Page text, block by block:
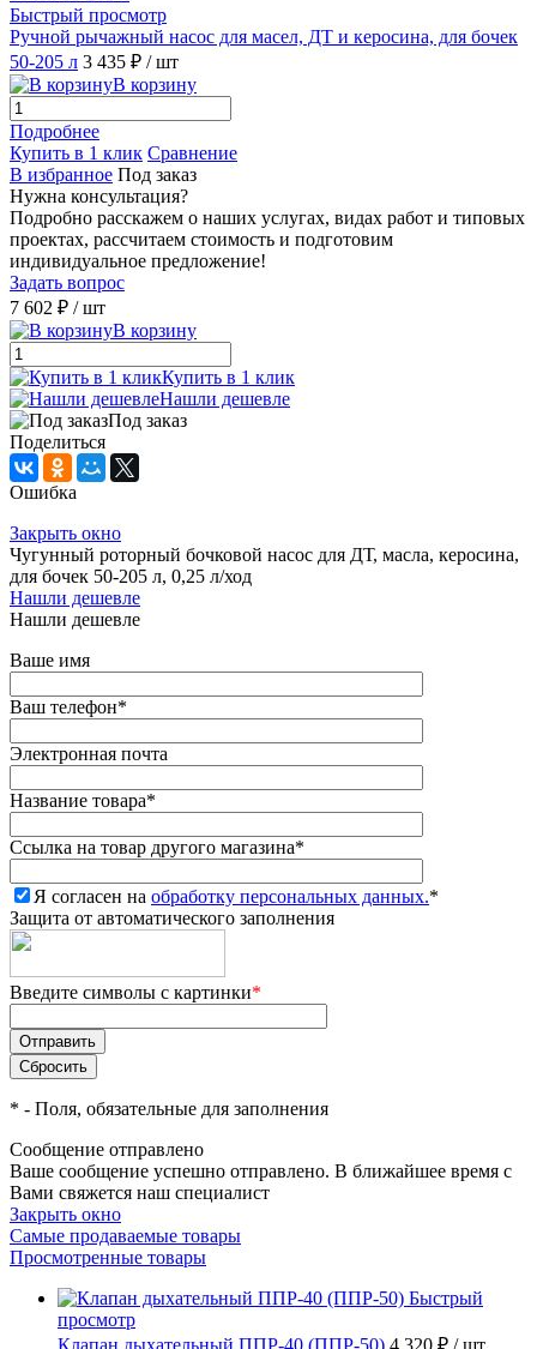
Быстрый просмотр
Ручной рычажный насос для масел, ДТ и керосина, для бочек
50-205 л 3 435 ₽ / шт
В корзину
Подробнее
Купить в 1 клик Сравнение
В избранное Под заказ
Нужна консультация?
Подробно расскажем о наших услугах, видах работ и типовых
проектах, рассчитаем стоимость и подготовим
индивидуальное предложение!
Задать вопрос
7 602 ₽ / шт
В корзину
Купить в 1 клик
Нашли дешевле
Под заказ
Поделиться
Ошибка
Закрыть окно
Чугунный роторный бочковой насос для ДТ, масла, керосина,
для бочек 50-205 л, 0,25 л/ход
Нашли дешевле
Нашли дешевле
Ваше имя
Ваш телефон*
Электронная почта
Название товара*
Ссылка на товар другого магазина*
Я согласен на обработку персональных данных.*
Защита от автоматического заполнения
Введите символы с картинки*
* - Поля, обязательные для заполнения
Сообщение отправлено
Ваше сообщение успешно отправлено. В ближайшее время с
Вами свяжется наш специалист
Закрыть окно
Самые продаваемые товары
Просмотренные товары
Быстрый
просмотр